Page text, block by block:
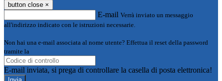
button close ×
E-mail Verrà inviato un messaggio
all'indirizzo indicato con le istruzioni necessarie.
Non hai una e-mail associata al nome utente? Effettua il reset della password
tramite la
E-mail inviata, si prega di controllare la casella di posta elettronica!